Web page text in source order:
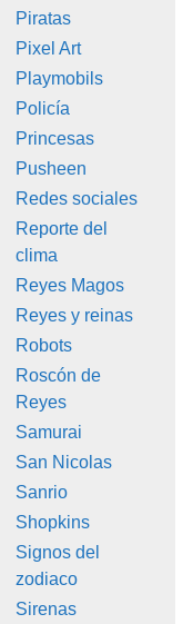
Piratas
Pixel Art
Playmobils
Policía
Princesas
Pusheen
Redes sociales
Reporte del
clima
Reyes Magos
Reyes y reinas
Robots
Roscón de
Reyes
Samurai
San Nicolas
Sanrio
Shopkins
Signos del
zodiaco
Sirenas